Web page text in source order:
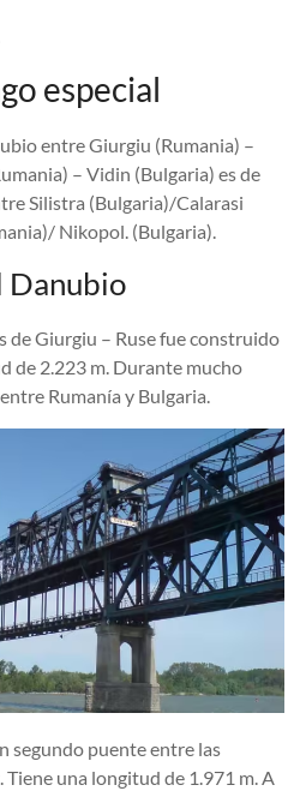
especial
entre Giurgiu (Rumania) –
– Vidin (Bulgaria) es de
Silistra (Bulgaria)/Calarasi
Nikopol. (Bulgaria).
Danubio
de Giurgiu – Ruse fue construido
de 2.223 m. Durante mucho
Rumanía y Bulgaria.
segundo puente entre las
una longitud de 1.971 m. A